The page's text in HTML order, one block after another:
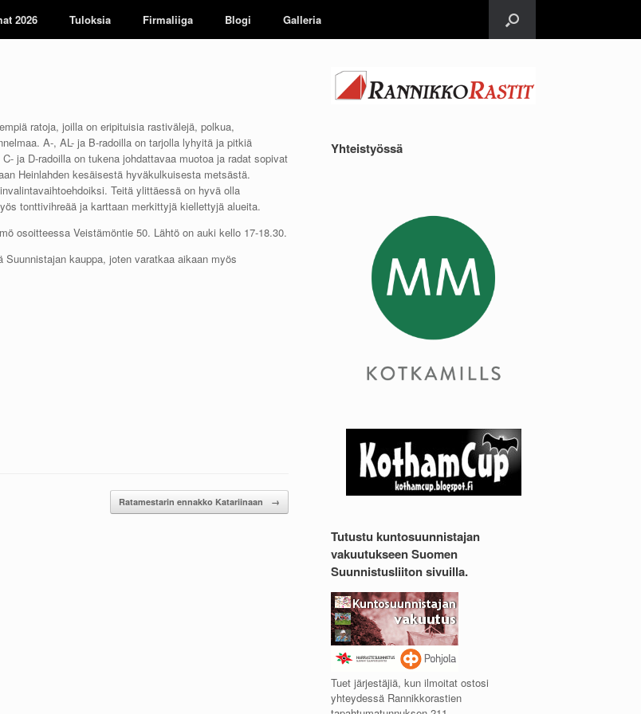
2026 Tuloksia Firmaliiga Blogi Galleria
ratoja, joilla on eripituisia rastivälejä, polkua,
A-, AL- ja B-radoilla on tarjolla lyhyitä ja pitkiä
ja D-radoilla on tukena johdattavaa muotoa ja radat sopivat
Heinlahden kesäisestä hyväkulkuisesta metsästä.
Teitä ylittäessä on hyvä olla
tonttivihreää ja karttaan merkittyjä kiellettyjä alueita.
osoitteessa Veistämöntie 50. Lähtö on auki kello 17-18.30.
kauppa, joten varatkaa aikaan myös
Ratamestarin ennakko Katariinaan →
Yhteistyössä
Tutustu kuntosuunnistajan
vakuutukseen Suomen
Suunnistusliiton sivuilla.
Tuet järjestäjiä, kun ilmoitat ostosi
yhteydessä Rannikkorastien